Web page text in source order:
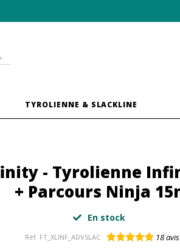
TYROLIENNE & SLACKLINE
- Tyrolienne
+ Parcours Ninja
En stock
Réf. FT_XLINF_ADVSLAC 18avis